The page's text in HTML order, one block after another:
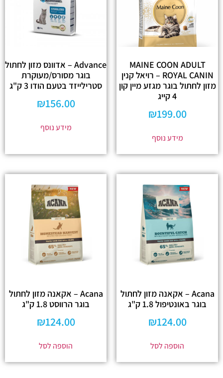
MAINE COON ADULT
ROYAL CANIN – רויאל קנין
מזון לחתול בוגר מגזע מיין קון
4 קייג
₪199.00
מידע נוסף
Advance – אדוונס מזון לחתול
בוגר מסורס/מעוקרת
סטרילייזד בטעם הודו 3 ק"ג
₪156.00
מידע נוסף
Acana – אקאנה מזון לחתול
בוגר באונטיפול 1.8 ק"ג
₪124.00
הוספה לסל
Acana – אקאנה מזון לחתול
בוגר הרווסט 1.8 ק"ג
₪124.00
הוספה לסל